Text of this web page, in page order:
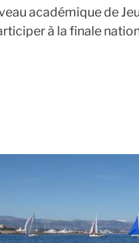
académique de
à la finale